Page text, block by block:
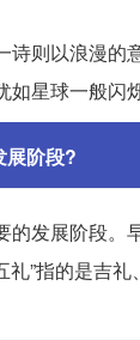
则以浪漫的
星球一般闪
展阶段?
的发展阶段。
礼”指的是吉